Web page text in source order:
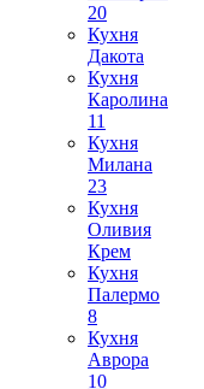
20
Кухня
Дакота
Кухня
Каролина
11
Кухня
Милана
23
Кухня
Оливия
Крем
Кухня
Палермо
8
Кухня
Аврора
10